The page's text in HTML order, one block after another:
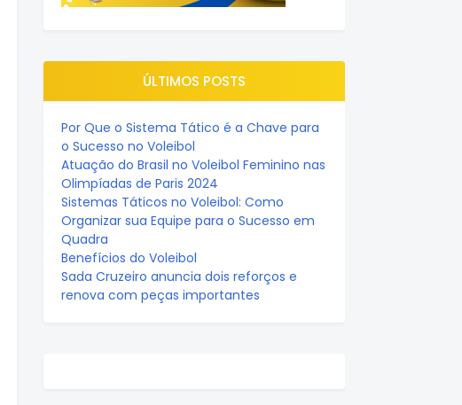
ÚLTIMOS POSTS
Por Que o Sistema Tático é a Chave para
o Sucesso no Voleibol
Atuação do Brasil no Voleibol Feminino nas
Olimpíadas de Paris 2024
Sistemas Táticos no Voleibol: Como
Organizar sua Equipe para o Sucesso em
Quadra
Benefícios do Voleibol
Sada Cruzeiro anuncia dois reforços e
renova com peças importantes